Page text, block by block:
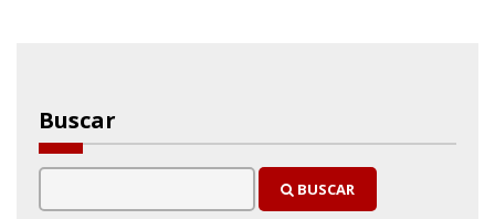
Buscar
BUSCAR